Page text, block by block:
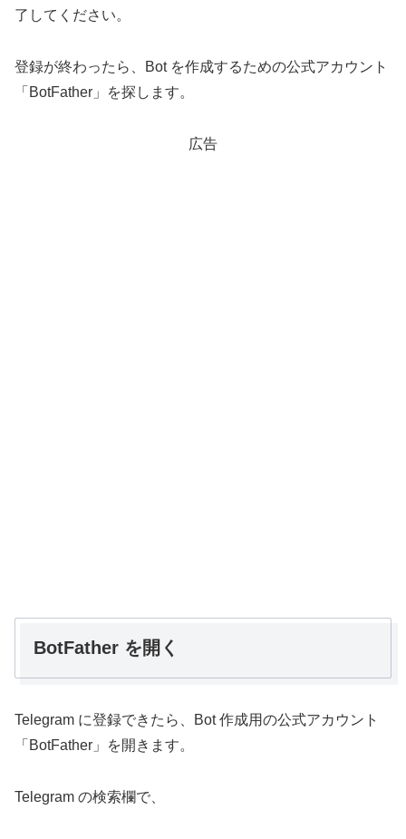
了してください。
登録が終わったら、Bot を作成するための公式アカウント
「BotFather」を探します。
広告
BotFather を開く
Telegram に登録できたら、Bot 作成用の公式アカウント
「BotFather」を開きます。
Telegram の検索欄で、